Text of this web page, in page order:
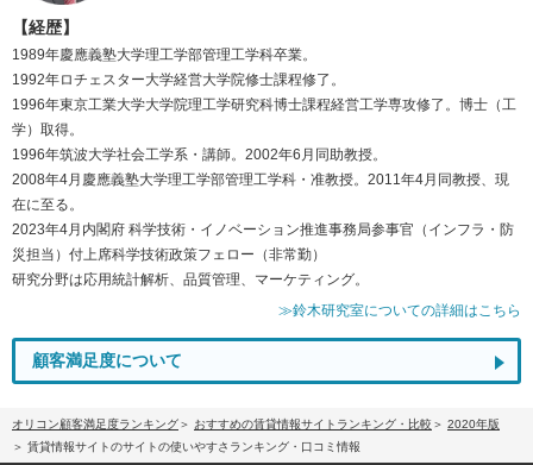
【経歴】
1989年慶應義塾大学理工学部管理工学科卒業。
1992年ロチェスター大学経営大学院修士課程修了。
1996年東京工業大学大学院理工学研究科博士課程経営工学専攻修了。博士（工
学）取得。
1996年筑波大学社会工学系・講師。2002年6月同助教授。
2008年4月慶應義塾大学理工学部管理工学科・准教授。2011年4月同教授、現
在に至る。
2023年4月内閣府 科学技術・イノベーション推進事務局参事官（インフラ・防
災担当）付上席科学技術政策フェロー（非常勤）
研究分野は応用統計解析、品質管理、マーケティング。
≫鈴木研究室についての詳細はこちら
顧客満足度について
オリコン顧客満足度ランキング おすすめの賃貸情報サイトランキング・比較
2020年版
賃貸情報サイトのサイトの使いやすさランキング・口コミ情報